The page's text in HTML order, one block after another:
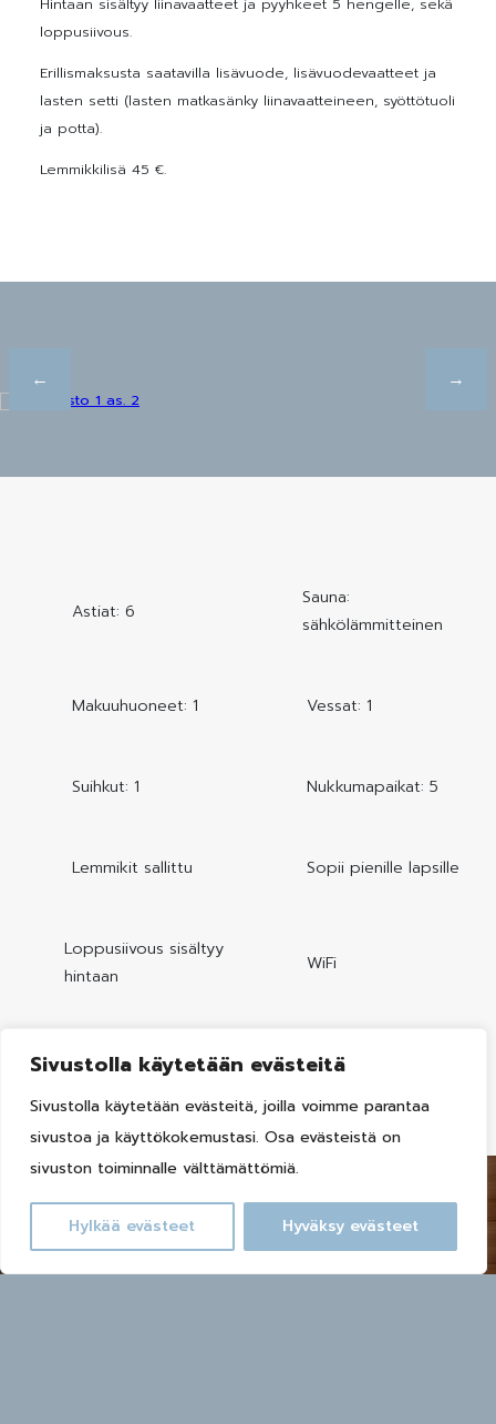
Sivustolla käytetään evästeitä
Sivustolla käytetään evästeitä, joilla voimme parantaa
sivustoa ja käyttökokemustasi. Osa evästeistä on
sivuston toiminnalle välttämättömiä.
Hylkää evästeet Hyväksy evästeet
loppusiivous.
Erillismaksusta saatavilla lisävuode, lisävuodevaatteet ja
lasten setti (lasten matkasänky liinavaatteineen, syöttötuoli
ja potta).
Lemmikkilisä 45 €.
Astiat: 6
Sauna:
sähkölämmitteinen
Makuuhuoneet: 1 Vessat: 1
Suihkut: 1 Nukkumapaikat: 5
Lemmikit sallittu Sopii pienille lapsille
Loppusiivous sisältyy
hintaan
WiFi
Varaa huvila